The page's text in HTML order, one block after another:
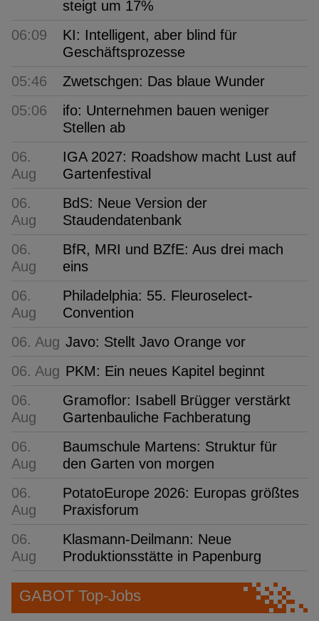
steigt um 17%
06:09
KI: Intelligent, aber blind für
Geschäftsprozesse
05:46
Zwetschgen: Das blaue Wunder
05:06
ifo: Unternehmen bauen weniger
Stellen ab
06.
Aug
IGA 2027: Roadshow macht Lust auf
Gartenfestival
06.
Aug
BdS: Neue Version der
Staudendatenbank
06.
Aug
BfR, MRI und BZfE: Aus drei mach
eins
06.
Aug
Philadelphia: 55. Fleuroselect-
Convention
06. Aug Javo: Stellt Javo Orange vor
06. Aug PKM: Ein neues Kapitel beginnt
06.
Aug
Gramoflor: Isabell Brügger verstärkt
Gartenbauliche Fachberatung
06.
Aug
Baumschule Martens: Struktur für
den Garten von morgen
06.
Aug
PotatoEurope 2026: Europas größtes
Praxisforum
06.
Aug
Klasmann-Deilmann: Neue
Produktionsstätte in Papenburg
GABOT Top-Jobs